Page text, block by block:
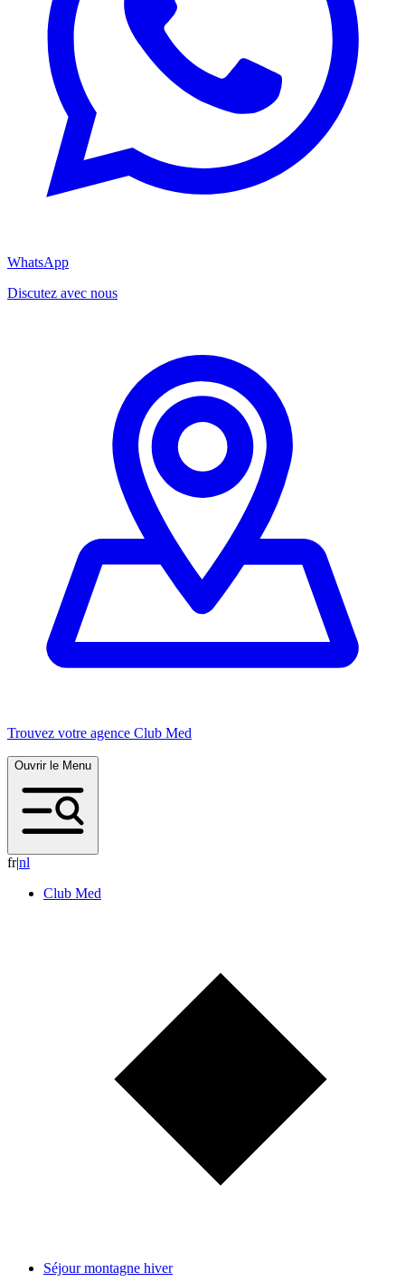
WhatsApp
Discutez avec nous
Trouvez votre agence Club Med
Ouvrir le Menu
fr|nl
Club Med
Séjour montagne hiver